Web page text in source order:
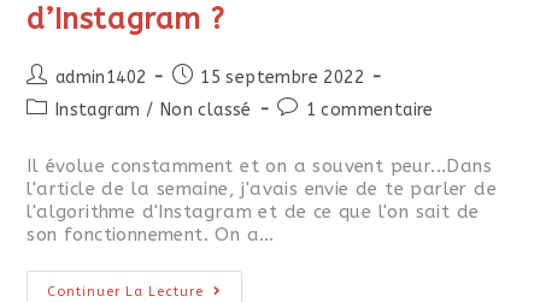
d’Instagram ?
admin1402
15 septembre 2022
Instagram / Non classé 1 commentaire
Il évolue constamment et on a souvent peur...Dans
l'article de la semaine, j'avais envie de te parler de
l'algorithme d'Instagram et de ce que l'on sait de
son fonctionnement. On a…
Continuer La Lecture